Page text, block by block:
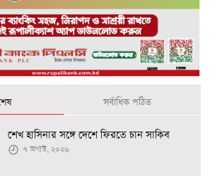
সর্বাধিক পঠিত
শেখ হাসিনার সঙ্গে দেশে ফিরতে চান সাকিব
৭ অগাস্ট, ২০২৬